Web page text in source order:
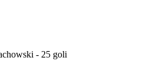
- 25 goli